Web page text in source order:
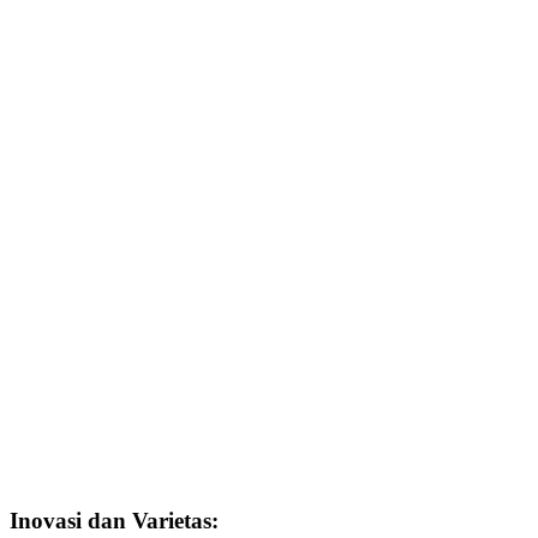
Inovasi dan Varietas: